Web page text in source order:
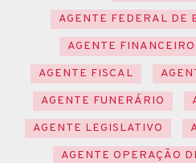
AGENTE FEDERAL DE
AGENTE
AGENTE FISCAL
AGENTE FUNERÁRIO
AGENTE LEGISLATIVO
AGENTE OPERAÇÃO